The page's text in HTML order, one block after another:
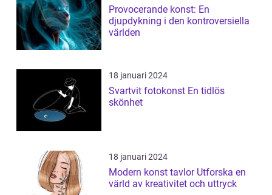
Provocerande konst: En
djupdykning i den kontroversiella
världen
18 januari 2024
Svartvit fotokonst En tidlös
skönhet
18 januari 2024
Modern konst tavlor Utforska en
värld av kreativitet och uttryck